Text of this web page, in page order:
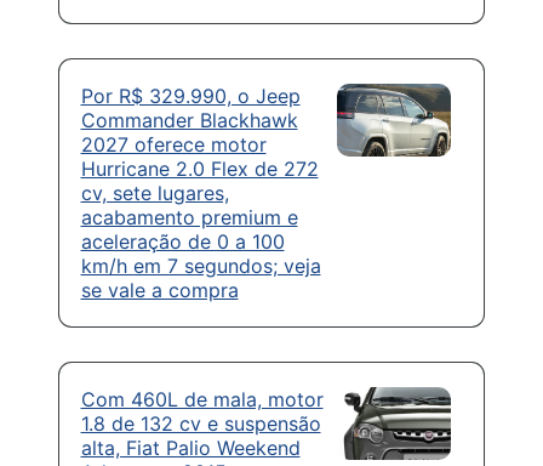
Por R$ 329.990, o Jeep
Commander Blackhawk
2027 oferece motor
Hurricane 2.0 Flex de 272
cv, sete lugares,
acabamento premium e
aceleração de 0 a 100
km/h em 7 segundos; veja
se vale a compra
Com 460L de mala, motor
1.8 de 132 cv e suspensão
alta, Fiat Palio Weekend